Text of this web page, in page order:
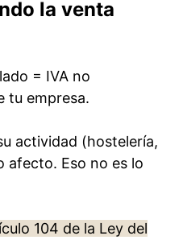
la venta
= IVA no
tu empresa.
actividad (hostelería,
afecto. Eso no es lo
104 de la Ley del